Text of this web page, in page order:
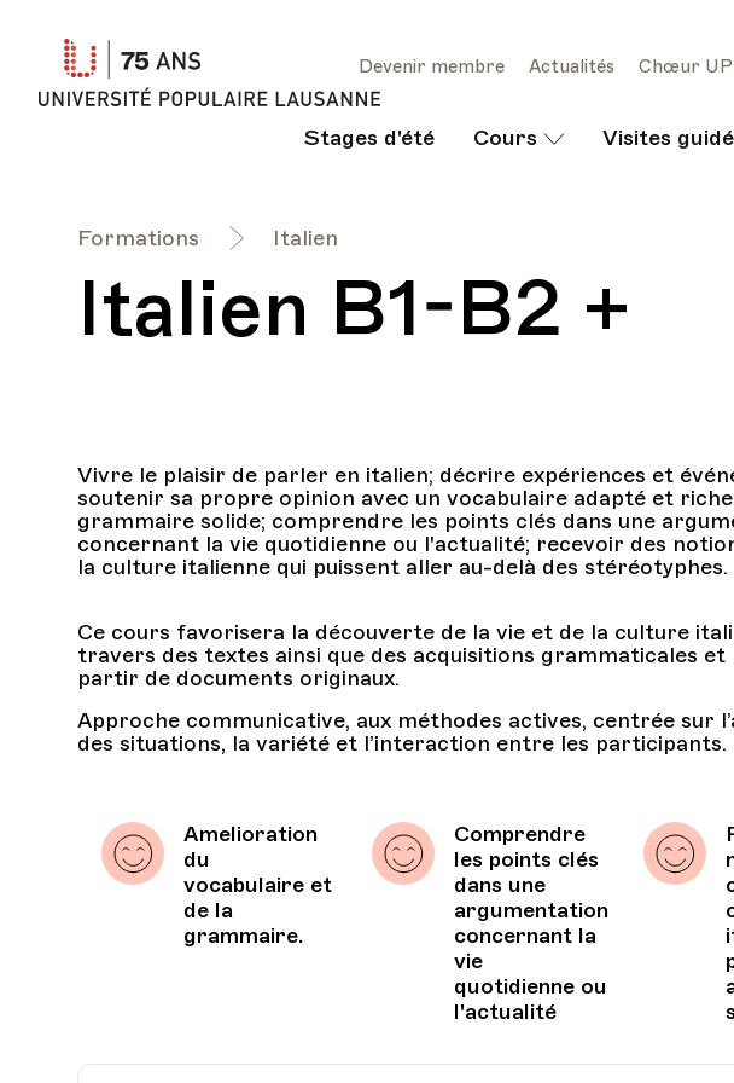
Université
Lausanne
Formations Italien
Italien B1-B2 +
Vivre le plaisir de parler en italien; décrire expériences et
soutenir sa propre opinion avec un vocabulaire adapté et
grammaire solide; comprendre les points clés dans une
concernant la vie quotidienne ou l'actualité; recevoir des
la culture italienne qui puissent aller au-delà des stéréotyphes.
Ce cours favorisera la découverte de la vie et de la culture
travers des textes ainsi que des acquisitions grammaticales et
partir de documents originaux.
Approche communicative, aux méthodes actives, centrée sur
des situations, la variété et l’interaction entre les participants.
Amelioration
du
vocabulaire et
de la
grammaire.
Comprendre
les points clés
dans une
argumentation
concernant la
vie
quotidienne ou
l'actualité
Stages d'été Cours Visites
Devenir membre Actualités Chœur